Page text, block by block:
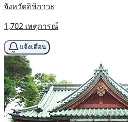
จังหวัดอิชิกาวะ
1,702 เหตุการณ์
แจ้งเตือน